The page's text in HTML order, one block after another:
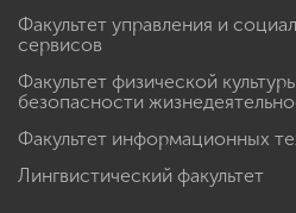
Факультет управления и
сервисов
Факультет физической
безопасности
Факультет информационных
Лингвистический факультет